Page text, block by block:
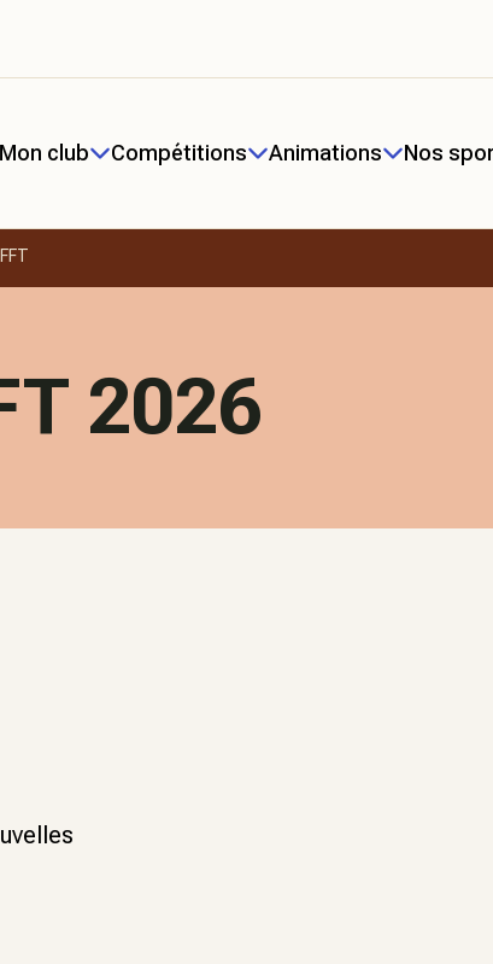
Mon club Compétitions Animations Nos
2026